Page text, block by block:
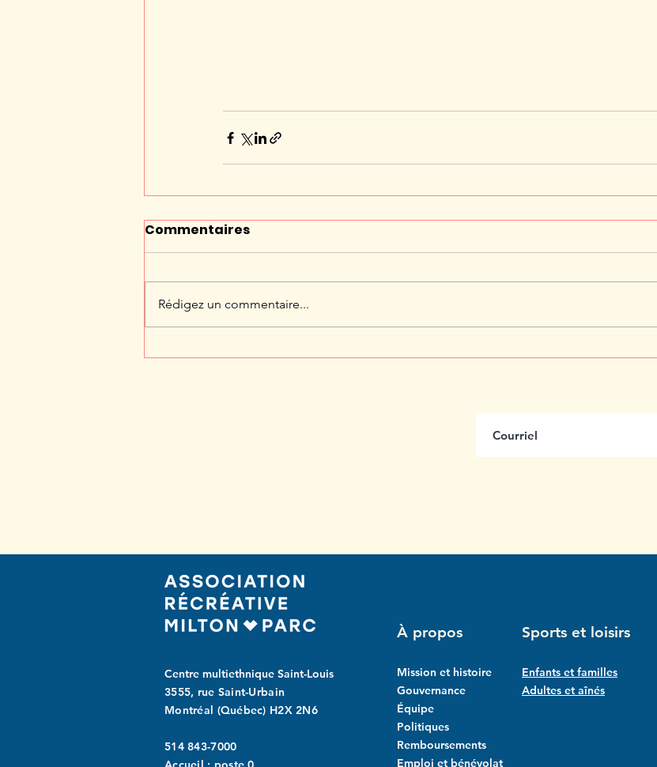
Commentaires
Rédigez un commentaire...
Centre multiethnique Saint-Louis
3555, rue Saint-Urbain
Montréal (Québec) H2X 2N6
514 843-7000
À propos
Mission et histoire
Gouvernance
Équipe
Politiques
Remboursements
Emploi et bénévolat
Sports et loisirs
Enfants et familles
Adultes et aînés